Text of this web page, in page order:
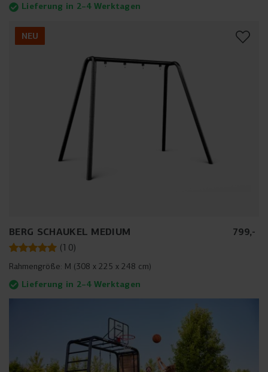
Lieferung in 2–4 Werktagen
NEU
BERG SCHAUKEL MEDIUM 799,-
(10)
Rahmengröße: M (308 x 225 x 248 cm)
Lieferung in 2–4 Werktagen